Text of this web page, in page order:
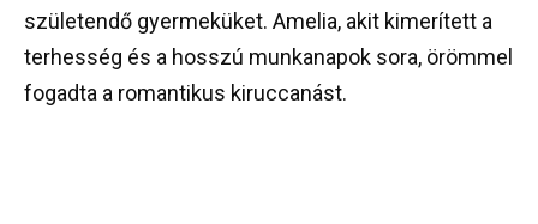
születendő gyermeküket. Amelia, akit kimerített a
terhesség és a hosszú munkanapok sora, örömmel
fogadta a romantikus kiruccanást.